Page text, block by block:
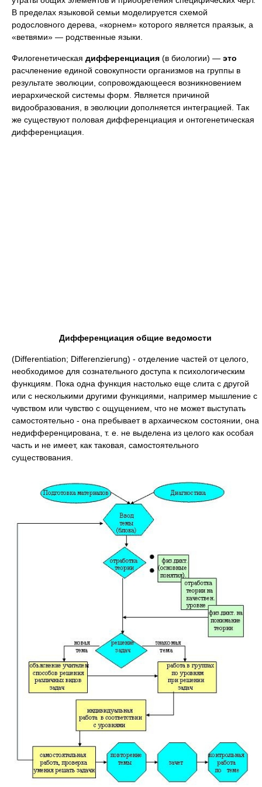
В пределах языковой семьи моделируется схемой
родословного дерева, «корнем» которого является праязык, а
«ветвями» — родственные языки.
Филогенетическая дифференциация (в биологии) — это
расчленение единой совокупности организмов на группы в
результате эволюции, сопровождающееся возникновением
иерархической системы форм. Является причиной
видообразования, в эволюции дополняется интеграцией. Так
же существуют половая дифференциация и онтогенетическая
дифференциация.
Дифференциация общие ведомости
(Differentiation; Differenzierung) - отделение частей от целого,
необходимое для сознательного доступа к психологическим
функциям. Пока одна функция настолько еще слита с другой
или с несколькими другими функциями, например мышление с
чувством или чувство с ощущением, что не может выступать
самостоятельно - она пребывает в архаическом состоянии, она
недифференцирована, т. е. не выделена из целого как особая
часть и не имеет, как таковая, самостоятельного
существования.